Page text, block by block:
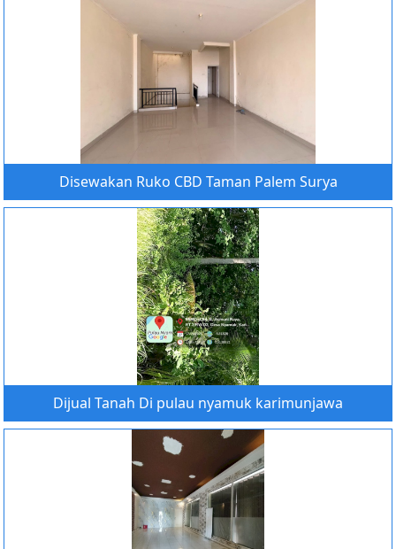
Disewakan Ruko CBD Taman Palem Surya
Dijual Tanah Di pulau nyamuk karimunjawa